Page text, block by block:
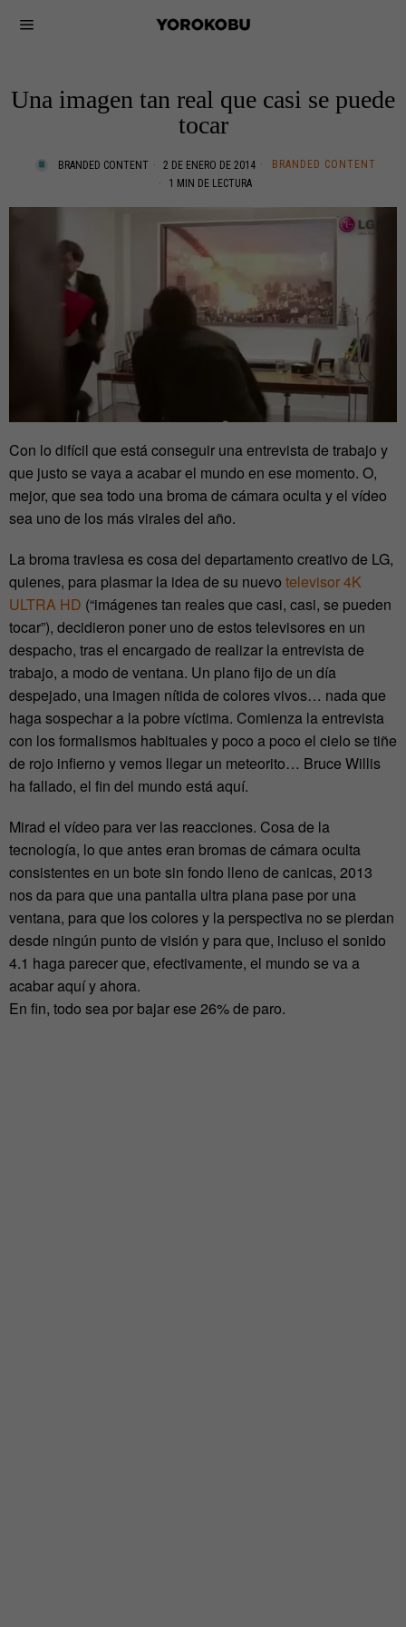
Una imagen tan real que casi se puede
tocar
BRANDED CONTENT 2 DE ENERO DE 2014
BRANDED CONTENT
1 MIN DE LECTURA
Con lo difícil que está conseguir una entrevista de trabajo y
que justo se vaya a acabar el mundo en ese momento. O,
mejor, que sea todo una broma de cámara oculta y el vídeo
sea uno de los más virales del año.
La broma traviesa es cosa del departamento creativo de LG,
quienes, para plasmar la idea de su nuevo televisor 4K
ULTRA HD (“imágenes tan reales que casi, casi, se pueden
tocar”), decidieron poner uno de estos televisores en un
despacho, tras el encargado de realizar la entrevista de
trabajo, a modo de ventana. Un plano fijo de un día
despejado, una imagen nítida de colores vivos… nada que
haga sospechar a la pobre víctima. Comienza la entrevista
con los formalismos habituales y poco a poco el cielo se tiñe
de rojo infierno y vemos llegar un meteorito… Bruce Willis
ha fallado, el fin del mundo está aquí.
Mirad el vídeo para ver las reacciones. Cosa de la
tecnología, lo que antes eran bromas de cámara oculta
consistentes en un bote sin fondo lleno de canicas, 2013
nos da para que una pantalla ultra plana pase por una
ventana, para que los colores y la perspectiva no se pierdan
desde ningún punto de visión y para que, incluso el sonido
4.1 haga parecer que, efectivamente, el mundo se va a
acabar aquí y ahora.
En fin, todo sea por bajar ese 26% de paro.